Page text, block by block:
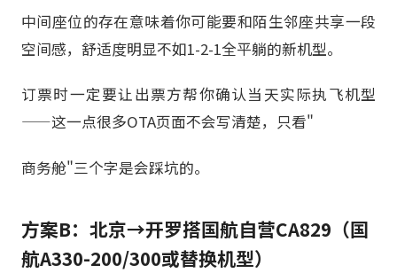
中间座位的存在意味着你可能要和陌生邻座共享一段
空间感，舒适度明显不如1-2-1全平躺的新机型。
订票时一定要让出票方帮你确认当天实际执飞机型
——这一点很多OTA页面不会写清楚，只看"
商务舱"三个字是会踩坑的。
方案B：北京→开罗搭国航自营CA829（国
航A330-200/300或替换机型）